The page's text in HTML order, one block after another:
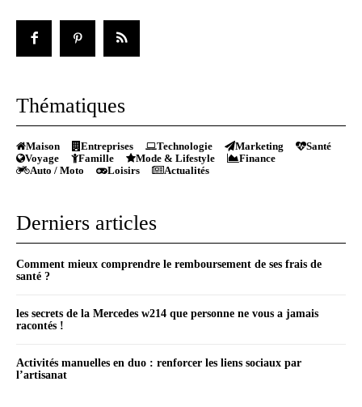
Thématiques
Maison Entreprises Technologie Marketing
Santé
Voyage
Famille Mode & Lifestyle
Finance
Auto / Moto
Loisirs Actualités
Derniers articles
Comment mieux comprendre le remboursement de ses frais de
santé ?
les secrets de la Mercedes w214 que personne ne vous a jamais
racontés !
Activités manuelles en duo : renforcer les liens sociaux par
l’artisanat